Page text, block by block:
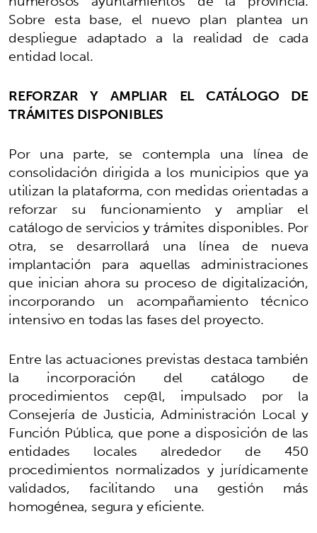
Sobre esta base, el nuevo plan plantea un
despliegue adaptado a la realidad de cada
entidad local.
REFORZAR Y AMPLIAR EL CATÁLOGO DE
TRÁMITES DISPONIBLES
Por una parte, se contempla una línea de
consolidación dirigida a los municipios que ya
utilizan la plataforma, con medidas orientadas a
reforzar su funcionamiento y ampliar el
catálogo de servicios y trámites disponibles. Por
otra, se desarrollará una línea de nueva
implantación para aquellas administraciones
que inician ahora su proceso de digitalización,
incorporando un acompañamiento técnico
intensivo en todas las fases del proyecto.
Entre las actuaciones previstas destaca también
la incorporación del catálogo de
procedimientos cep@l, impulsado por la
Consejería de Justicia, Administración Local y
Función Pública, que pone a disposición de las
entidades locales alrededor de 450
procedimientos normalizados y jurídicamente
validados, facilitando una gestión más
homogénea, segura y eficiente.